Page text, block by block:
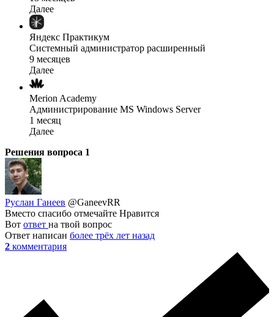
Далее
Яндекс Практикум
Системный администратор расширенный
9 месяцев
Далее
Merion Academy
Администрирование MS Windows Server
1 месяц
Далее
Решения вопроса 1
Руслан Ганеев @GaneevRR
Вместо спасибо отмечайте Нравится
Вот ответ на твой вопрос
Ответ написан более трёх лет назад
2 комментария